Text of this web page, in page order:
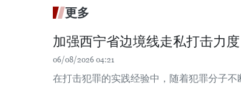
更多
加强西宁省边境线走私打击力度
06/08/2026 04:21
在打击犯罪的实践经验中，随着犯罪分子